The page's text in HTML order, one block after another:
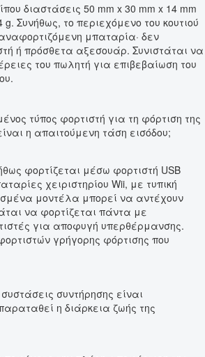
διαστάσεις 50 mm x 30 mm x 14 mm
g. Συνήθως, το περιεχόμενο του κουτιού
μπαταρία· δεν
ή πρόσθετα αξεσουάρ. Συνιστάται να
του πωλητή για επιβεβαίωση του
τύπος φορτιστή για τη φόρτιση της
η απαιτούμενη τάση εισόδου;
φορτίζεται μέσω φορτιστή USB
χειριστηρίου Wii, με τυπική
μοντέλα μπορεί να αντέχουν
να φορτίζεται πάντα με
για αποφυγή υπερθέρμανσης.
γρήγορης φόρτισης που
συντήρησης είναι
η διάρκεια ζωής της